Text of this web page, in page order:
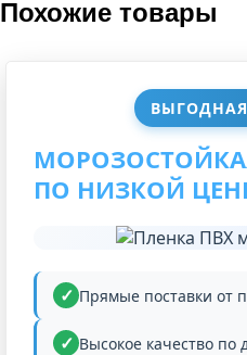
ПО НИЗКОЙ
Прямые поставки от
Высокое качество по
Похожие товары